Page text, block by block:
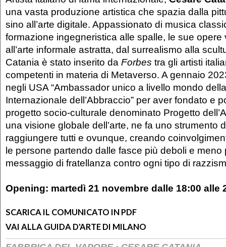
una vasta produzione artistica che spazia dalla
sino all’arte digitale. Appassionato di musica
formazione ingegneristica alle spalle, le sue
all’arte informale astratta, dal surrealismo alla
Catania è stato inserito da Forbes tra gli artisti
competenti in materia di Metaverso. A gennaio
negli USA “Ambassador unico a livello mondo
Internazionale dell’Abbraccio” per aver fondato e
progetto socio-culturale denominato Progetto
una visione globale dell’arte, ne fa uno strumento
raggiungere tutti e ovunque, creando
le persone partendo dalle fasce più deboli e meno
messaggio di fratellanza contro ogni tipo di
Opening: martedì 21 novembre dalle 18:00 alle
SCARICA IL COMUNICATO IN PDF
VAI ALLA GUIDA D'ARTE DI MILANO